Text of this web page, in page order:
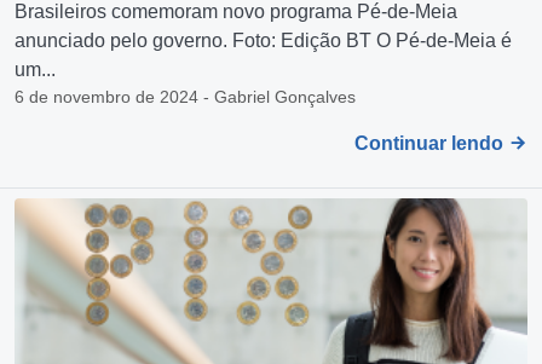
Brasileiros comemoram novo programa Pé-de-Meia
anunciado pelo governo. Foto: Edição BT O Pé-de-Meia é
um...
6 de novembro de 2024 - Gabriel Gonçalves
Continuar lendo